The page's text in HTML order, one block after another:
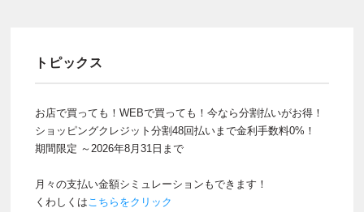
トピックス
お店で買っても！WEBで買っても！今なら分割払いがお得！
ショッピングクレジット分割48回払いまで金利手数料0%！
期間限定 ～2026年8月31日まで
月々の支払い金額シミュレーションもできます！
くわしくはこちらをクリック